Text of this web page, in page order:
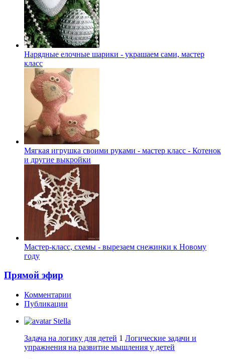
Нарядные елочные шарики - украшаем сами, мастер
класс
Мягкая игрушка своими руками - мастер класс - Котенок
и другие выкройки
Мастер-класс, схемы - вырезаем снежинки к Новому
году
Прямой эфир
Комментарии
Публикации
Stella
Задача на логику для детей 1 Логические задачи и
упражнения на развитие мышления у детей